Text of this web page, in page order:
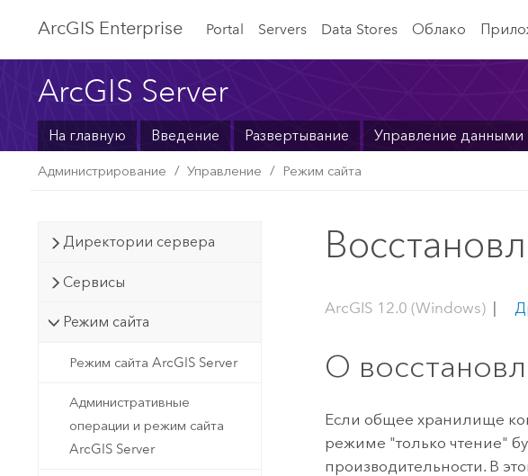
ArcGIS Enterprise Portal Servers Data Stores Облако
ArcGIS Server
На главную Введение Развертывание Управление данными
Администрирование Управление Режим сайта
Директории сервера
Сервисы
Режим сайта
Режим сайта ArcGIS Server
Административные
операции и режим сайта
ArcGIS Server
ArcGIS 12.0 (Windows) |
О
Если общее хранилище
режиме "только чтение"
производительности. В